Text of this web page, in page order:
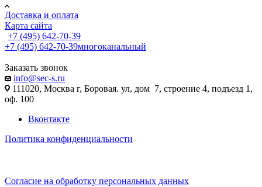
Доставка и оплата
Карта сайта
+7 (495) 642-70-39
+7 (495) 642-70-39многоканальный
Заказать звонок
info@sec-s.ru
111020, Москва г, Боровая. ул, дом 7, строение 4, подъезд 1,
оф. 100
Вконтакте
Политика конфиденциальности
Согласие на обработку персональных данных